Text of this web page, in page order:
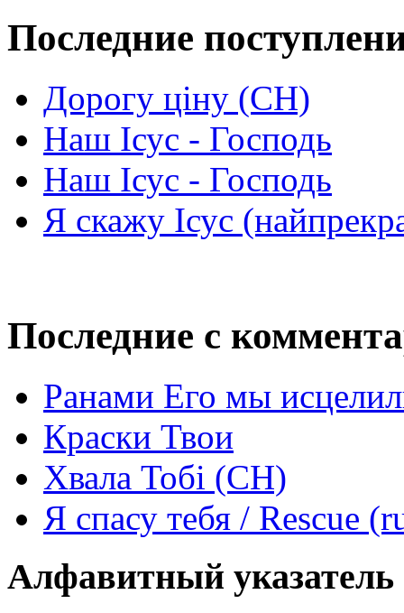
Последние
Дорогу ціну (СН)
Наш Ісус - Господь
Наш Ісус - Господь
Я скажу Ісус
Последние с
Ранами Его мы
Краски Твои
Хвала Тобі (СН)
Я спасу тебя / Rescue
Алфавитный указатель